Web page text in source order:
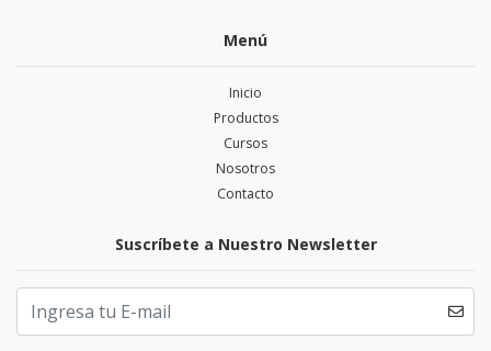
Menú
Inicio
Productos
Cursos
Nosotros
Contacto
Suscríbete a Nuestro Newsletter